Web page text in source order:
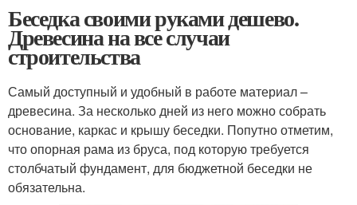
Беседка своими руками дешево.
Древесина на все случаи
строительства
Самый доступный и удобный в работе материал –
древесина. За несколько дней из него можно собрать
основание, каркас и крышу беседки. Попутно отметим,
что опорная рама из бруса, под которую требуется
столбчатый фундамент, для бюджетной беседки не
обязательна.